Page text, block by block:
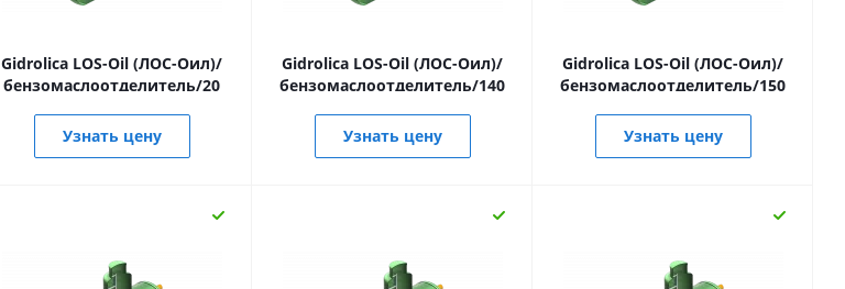
Gidrolica LOS-Oil (ЛОС-Оил)/
бензомаслоотделитель/20
Узнать цену
Gidrolica LOS-Oil (ЛОС-Оил)/
бензомаслоотделитель/140
Узнать цену
Gidrolica LOS-Oil (ЛОС-Оил)/
бензомаслоотделитель/150
Узнать цену